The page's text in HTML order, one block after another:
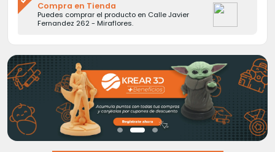
Compra en Tienda
Puedes comprar el producto en Calle Javier
Fernandez 262 - Miraflores.